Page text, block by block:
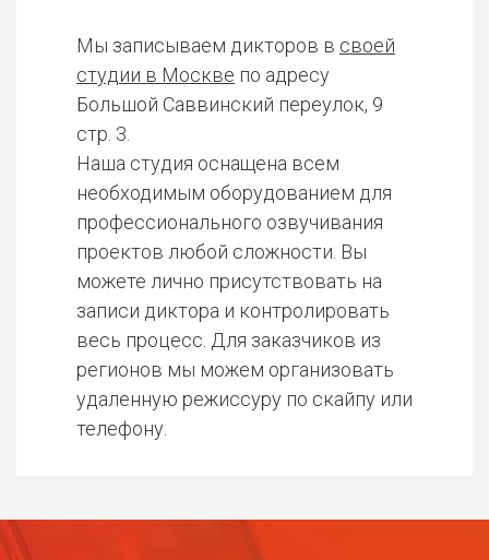
Мы записываем дикторов в своей
студии в Москве по адресу
Большой Саввинский переулок, 9
стр. 3.
Наша студия оснащена всем
необходимым оборудованием для
профессионального озвучивания
проектов любой сложности. Вы
можете лично присутствовать на
записи диктора и контролировать
весь процесс. Для заказчиков из
регионов мы можем организовать
удаленную режиссуру по скайпу или
телефону.